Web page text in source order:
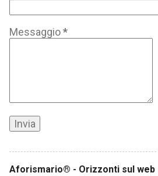
Messaggio*
Aforismario® - Orizzonti sul web